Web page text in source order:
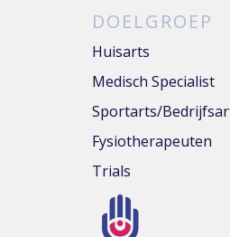
DOELGROEP
Huisarts
Medisch Specialist
Sportarts/
Fysiotherapeuten
Trials